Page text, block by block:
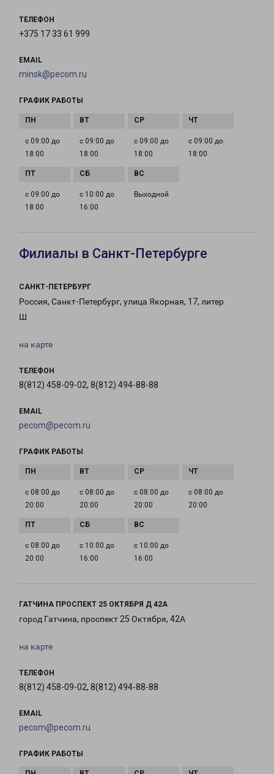
ТЕЛЕФОН
+375 17 33 61 999
EMAIL
minsk@pecom.ru
ГРАФИК РАБОТЫ
с 09:00 до
18:00
с 09:00 до
18:00
с 09:00 до
18:00
с 09:00 до
18:00
с 09:00 до
18:00
с 10:00 до
16:00
Выходной
Филиалы в Санкт-Петербурге
САНКТ-ПЕТЕРБУРГ
Россия, Санкт-Петербург, улица Якорная, 17, литер
Ш
на карте
ТЕЛЕФОН
8(812) 458-09-02, 8(812) 494-88-88
EMAIL
pecom@pecom.ru
ГРАФИК РАБОТЫ
с 08:00 до
20:00
с 08:00 до
20:00
с 08:00 до
20:00
с 08:00 до
20:00
с 08:00 до
20:00
с 10:00 до
16:00
с 10:00 до
16:00
ГАТЧИНА ПРОСПЕКТ 25 ОКТЯБРЯ Д 42А
город Гатчина, проспект 25 Октября, 42А
на карте
ТЕЛЕФОН
8(812) 458-09-02, 8(812) 494-88-88
EMAIL
pecom@pecom.ru
ГРАФИК РАБОТЫ